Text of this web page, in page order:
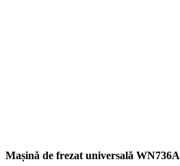
Mașină de frezat universală WN736A